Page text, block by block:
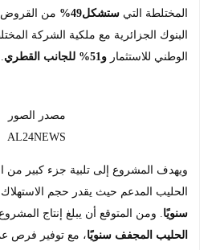
المختلطة التي ستشكل49%
من القروض
الوطني للاستثمار و51% للجانب القطري
مصدر الصور
AL24NEWS
ويهدف المشروع إلى تلبية جزء كبير من
الحليب المدعم حيث يقدر حجم
سنويًا. ومن المتوقع أن يبلغ إنتاج
الحليب المجفف سنويًا، مع توفير فرص